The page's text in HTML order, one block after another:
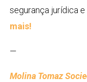
segurança jurídica
mais!
—
Molina Tomaz